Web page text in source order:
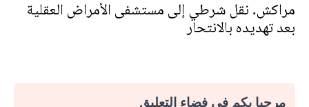
مراكش. نقل شرطي إلى مستشفى الأمراض العقلية
بعد تهديده بالانتحار
مرحبا بكم في فضاء التعليق